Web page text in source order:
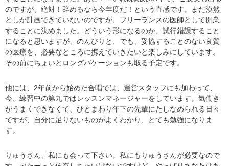
のですが、絶対！辞めるなら今年度だ！という直感です。まだ漠然
としか計画できていないのですが、フリーランスの医師として開業
することに決めました。どういう形になるのか、試行錯誤すること
になると思いますが、のんびりと、でも、妥協することのない良質
の医療を、必要なところに携えていきたいと楽しみにしています。
その前にちょいとロングバケーションも取る予定です。
他には、2年前から始めた合唱では、運営スタッフにも加わって、
今、練習中の第九ではレッスンマネージャーをしています。気働き
がうまくできなくて、ひとまわり年下の先輩にたしなめられる日々
ですが、自分に足りないものがよくわかり、とても勉強になりま
す。
りゅうさん、私にも会って下さい。私にもりゅうさんが必要なので